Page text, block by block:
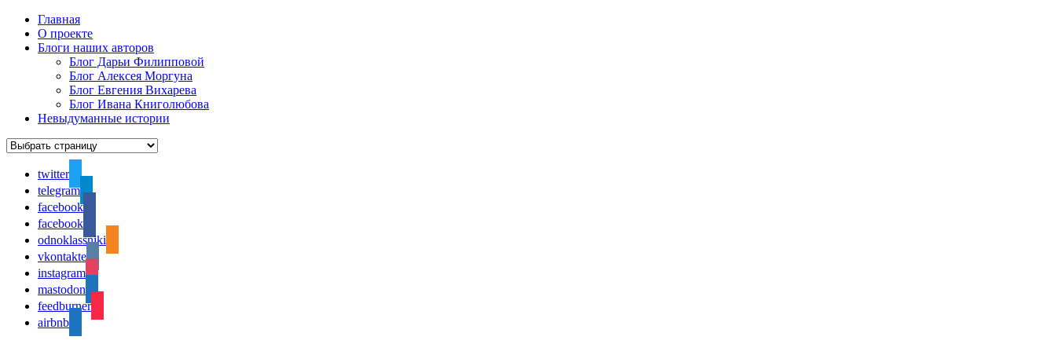
Главная
О проекте
Блоги наших авторов
Блог Дарьи Филипповой
Блог Алексея Моргуна
Блог Евгения Вихарева
Блог Ивана Книголюбова
Невыдуманные истории
twitter
telegram
facebook
facebook
odnoklassniki
vkontakte
instagram
mastodon
feedburner
airbnb